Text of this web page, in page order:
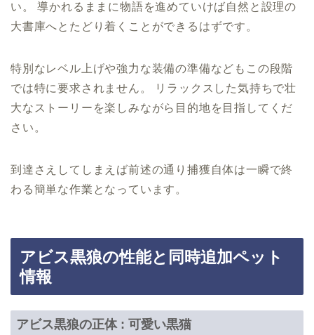
い。 導かれるままに物語を進めていけば自然と設理の
大書庫へとたどり着くことができるはずです。
特別なレベル上げや強力な装備の準備などもこの段階
では特に要求されません。 リラックスした気持ちで壮
大なストーリーを楽しみながら目的地を目指してくだ
さい。
到達さえしてしまえば前述の通り捕獲自体は一瞬で終
わる簡単な作業となっています。
アビス黒狼の性能と同時追加ペット
情報
アビス黒狼の正体 : 可愛い黒猫